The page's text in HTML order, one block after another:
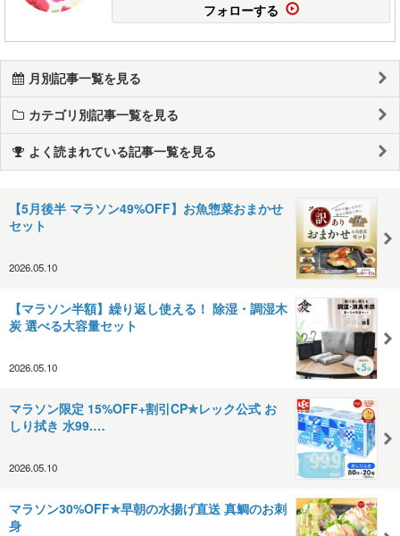
フォローする
月別記事一覧を見る
カテゴリ別記事一覧を見る
よく読まれている記事一覧を見る
【5月後半 マラソン49%OFF】お魚惣菜おまかせ
セット
2026.05.10
【マラソン半額】繰り返し使える！ 除湿・調湿木
炭 選べる大容量セット
2026.05.10
マラソン限定 15%OFF+割引CP✯レック公式 お
しり拭き 水99.…
2026.05.10
マラソン30%OFF✯早朝の水揚げ直送 真鯛のお刺
身